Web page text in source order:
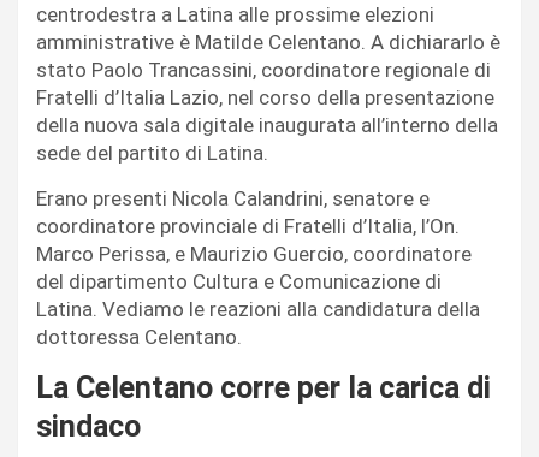
centrodestra a Latina alle prossime elezioni
amministrative è Matilde Celentano. A dichiararlo è
stato Paolo Trancassini, coordinatore regionale di
Fratelli d’Italia Lazio, nel corso della presentazione
della nuova sala digitale inaugurata all’interno della
sede del partito di Latina.
Erano presenti Nicola Calandrini, senatore e
coordinatore provinciale di Fratelli d’Italia, l’On.
Marco Perissa, e Maurizio Guercio, coordinatore
del dipartimento Cultura e Comunicazione di
Latina. Vediamo le reazioni alla candidatura della
dottoressa Celentano.
La Celentano corre per la carica di
sindaco